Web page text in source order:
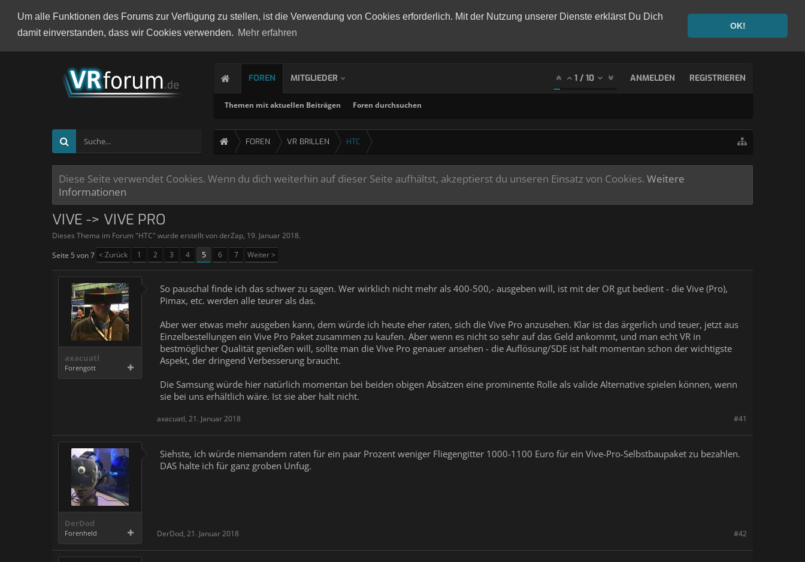
Um alle Funktionen des Forums zur Verfügung zu stellen, ist die Verwendung von Cookies erforderlich. Mit der Nutzung unserer Dienste erklärst Du Dich
damit einverstanden, dass wir Cookies verwenden. Mehr erfahren
OK!
FOREN
Themen mit aktuellen Beiträgen Foren durchsuchen
MITGLIEDER 1 / 10 ANMELDEN REGISTRIEREN
FOREN VR BRILLEN HTC
Diese Seite verwendet Cookies. Wenn du dich weiterhin auf dieser Seite aufhältst, akzeptierst du unseren Einsatz von Cookies. Weitere
Informationen
VIVE -> VIVE PRO
Dieses Thema im Forum "HTC" wurde erstellt vonderZap, 19. Januar 2018.
Seite 5 von 7 < Zurück 1 2 3 4 5 6 7 Weiter >
axacuatl
Forengott
So pauschal finde ich das schwer zu sagen. Wer wirklich nicht mehr als 400-500,- ausgeben will, ist mit der OR gut bedient - die Vive (Pro),
Pimax, etc. werden alle teurer als das.
Aber wer etwas mehr ausgeben kann, dem würde ich heute eher raten, sich die Vive Pro anzusehen. Klar ist das ärgerlich und teuer, jetzt aus
Einzelbestellungen ein Vive Pro Paket zusammen zu kaufen. Aber wenn es nicht so sehr auf das Geld ankommt, und man echt VR in
bestmöglicher Qualität genießen will, sollte man die Vive Pro genauer ansehen - die Auflösung/SDE ist halt momentan schon der wichtigste
Aspekt, der dringend Verbesserung braucht.
Die Samsung würde hier natürlich momentan bei beiden obigen Absätzen eine prominente Rolle als valide Alternative spielen können, wenn
sie bei uns erhältlich wäre. Ist sie aber halt nicht.
#41
axacuatl, 21. Januar 2018
DerDod
Forenheld
Siehste, ich würde niemandem raten für ein paar Prozent weniger Fliegengitter 1000-1100 Euro für ein Vive-Pro-Selbstbaupaket zu bezahlen.
DAS halte ich für ganz groben Unfug.
#42
DerDod, 21. Januar 2018